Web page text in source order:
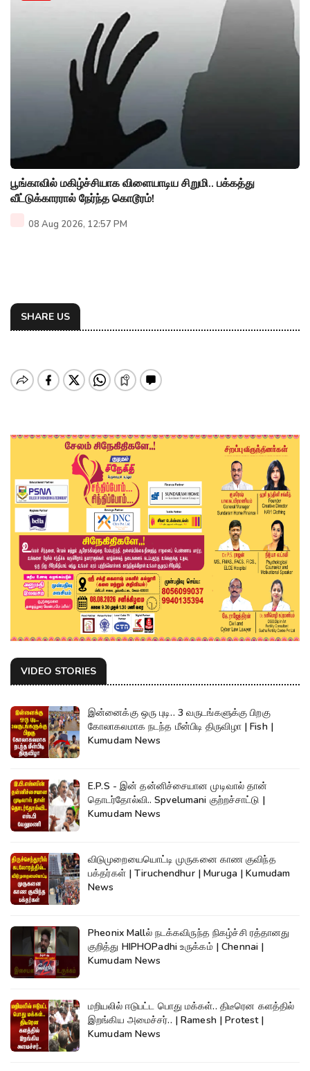
பூங்காவில் மகிழ்ச்சியாக விளையாடிய சிறுமி.. பக்கத்து
வீட்டுக்காரரால் நேர்ந்த கொடூரம்!
08 Aug 2026, 12:57 PM
SHARE US
VIDEO STORIES
இன்னைக்கு ஒரு புடி.. 3 வருடங்களுக்கு பிறகு
கோலாகலமாக நடந்த மீன்பிடி திருவிழா | Fish |
Kumudam News
E.P.S - இன் தன்னிச்சையான முடிவால் தான்
தொடர்தோல்வி.. Spvelumani குற்றச்சாட்டு |
Kumudam News
விடுமுறையையொட்டி முருகனை காண குவிந்த
பக்தர்கள் | Tiruchendhur | Muruga | Kumudam
News
Pheonix Mallல் நடக்கவிருந்த நிகழ்ச்சி ரத்தானது
குறித்து HIPHOPadhi உருக்கம் | Chennai |
Kumudam News
மறியலில் ஈடுபட்ட பொது மக்கள்.. திடீரென களத்தில்
இறங்கிய அமைச்சர்.. | Ramesh | Protest |
Kumudam News